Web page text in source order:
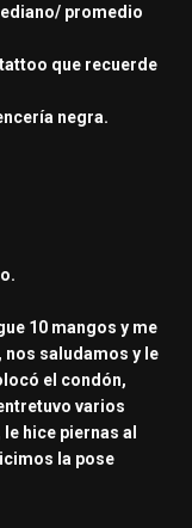
promedio
que recuerde
negra.
10 mangos y me
saludamos y le
el condón,
varios
hice piernas al
la pose